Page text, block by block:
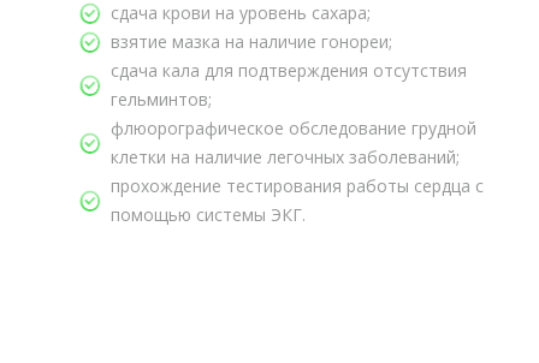
сдача крови на уровень сахара;
взятие мазка на наличие гонореи;
сдача кала для подтверждения отсутствия
гельминтов;
флюорографическое обследование грудной
клетки на наличие легочных заболеваний;
прохождение тестирования работы сердца с
помощью системы ЭКГ.